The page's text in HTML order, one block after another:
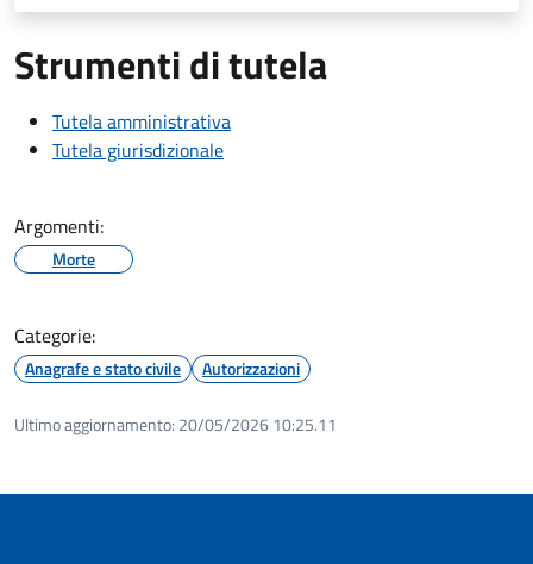
Strumenti di tutela
Tutela amministrativa
Tutela giurisdizionale
Argomenti:
Morte
Categorie:
Anagrafe e stato civile Autorizzazioni
Ultimo aggiornamento: 20/05/2026 10:25.11